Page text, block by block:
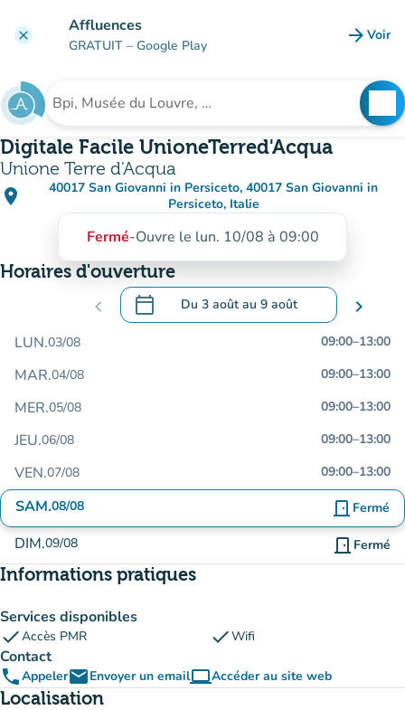
clear Affluences
GRATUIT – Google Play arrow_forward Voir
Rechercher un établissement
Digitale Facile UnioneTerred'Acqua
Unione Terre d'Acqua
place
40017 San Giovanni in Persiceto, 40017 San Giovanni in
Persiceto, Italie
(ouvrir dans Google Maps)
(nouvel onglet)
Fermé-Ouvre le lun. 10/08 à 09:00
Horaires d'ouverture
chevron_left calendar_today Du 3 aoûtau 9 août
.Ouvrir le calendrier pour changer de
chevron_right
LUN.03/08 09:00–13:00
MAR.04/08 09:00–13:00
MER.05/08 09:00–13:00
JEU.06/08 09:00–13:00
VEN.07/08 09:00–13:00
SAM.08/08 door_front Fermé
DIM.09/08 door_front Fermé
Informations pratiques
Services disponibles
checkAccès PMR checkWifi
Contact
phoneAppeleremailEnvoyer un emailcomputerAccéder au site web
(nouvel onglet)
Localisation